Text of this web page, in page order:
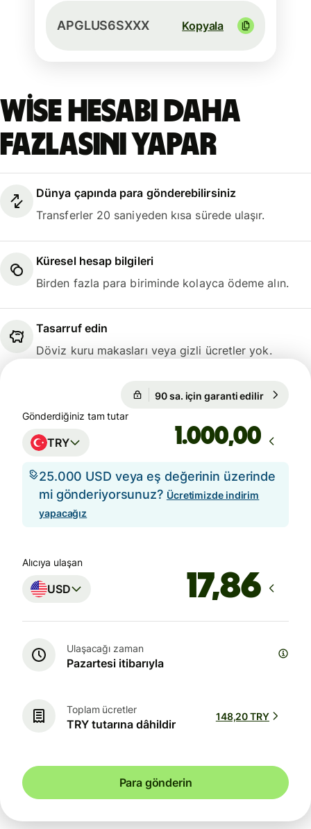
APGLUS6SXXX Kopyala
Wise hesabı daha
fazlasını yapar
Dünya çapında para gönderebilirsiniz
Transferler 20 saniyeden kısa sürede ulaşır.
Küresel hesap bilgileri
Birden fazla para biriminde kolayca ödeme alın.
Tasarruf edin
Döviz kuru makasları veya gizli ücretler yok.
90 sa. için garanti edilir
Gönderdiğiniz tam tutar
TRY ,00
25.000 USD veya eş değerinin üzerinde
mi gönderiyorsunuz? Ücretimizde indirim
yapacağız
Alıcıya ulaşan
USD
Ulaşacağı zaman
Pazartesi itibarıyla
Toplam ücretler
TRY tutarına dâhildir
148,20 TRY
Para gönderin